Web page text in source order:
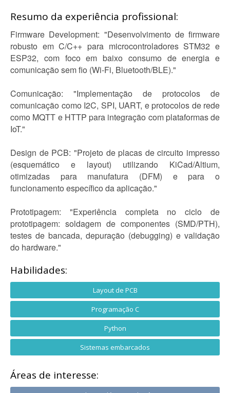
Resumo da experiência profissional:
Firmware Development: "Desenvolvimento de firmware
robusto em C/C++ para microcontroladores STM32 e
ESP32, com foco em baixo consumo de energia e
comunicação sem fio (Wi-Fi, Bluetooth/BLE)."
Comunicação: "Implementação de protocolos de
comunicação como I2C, SPI, UART, e protocolos de rede
como MQTT e HTTP para integração com plataformas de
IoT."
Design de PCB: "Projeto de placas de circuito impresso
(esquemático e layout) utilizando KiCad/Altium,
otimizadas para manufatura (DFM) e para o
funcionamento específico da aplicação."
Prototipagem: "Experiência completa no ciclo de
prototipagem: soldagem de componentes (SMD/PTH),
testes de bancada, depuração (debugging) e validação
do hardware."
Habilidades:
Layout de PCB
Programação C
Python
Sistemas embarcados
Áreas de interesse: